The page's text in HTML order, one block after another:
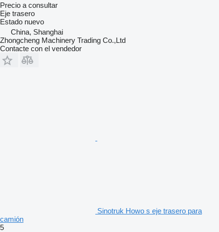
Precio a consultar
Eje trasero
Estado nuevo
China, Shanghai
Zhongcheng Machinery Trading Co.,Ltd
Contacte con el vendedor
Sinotruk Howo s eje trasero para
camión
5